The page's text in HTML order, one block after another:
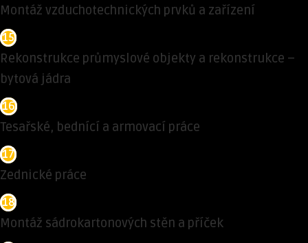
Montáž vzduchotechnických prvků a zařízení
15
Rekonstrukce průmyslové objekty a rekonstrukce –
bytová jádra
16
Tesařské, bednící a armovací práce
17
Zednické práce
18
Montáž sádrokartonových stěn a příček